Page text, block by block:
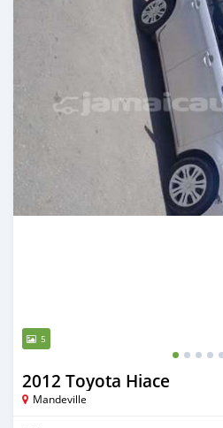
5
2012 Toyota Hiace
Mandeville